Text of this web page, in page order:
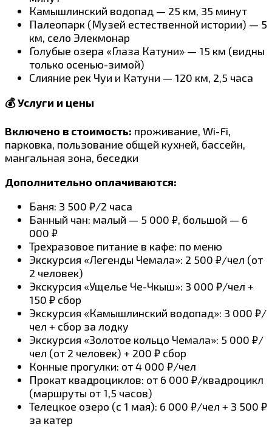
Камышлинский водопад — 25 км, 35 минут
Палеопарк (Музей естественной истории) — 5
км, село Элекмонар
Голубые озера «Глаза Катуни» — 15 км (видны
только осенью-зимой)
Слияние рек Чуи и Катуни — 120 км, 2,5 часа
💰 Услуги и цены
Включено в стоимость: проживание, Wi-Fi,
парковка, пользование общей кухней, бассейн,
мангальная зона, беседки
Дополнительно оплачиваются:
Баня: 3 500 ₽/2 часа
Банный чан: малый — 5 000 ₽, большой — 6
000 ₽
Трехразовое питание в кафе: по меню
Экскурсия «Легенды Чемала»: 2 500 ₽/чел (от
2 человек)
Экскурсия «Ущелье Че-Чкыш»: 3 000 ₽/чел +
150 ₽ сбор
Экскурсия «Камышлинский водопад»: 3 000 ₽/
чел + сбор за лодку
Экскурсия «Золотое кольцо Чемала»: 5 000 ₽/
чел (от 2 человек) + 200 ₽ сбор
Конные прогулки: от 4 000 ₽/чел
Прокат квадроциклов: от 6 000 ₽/квадроцикл
(маршруты от 1,5 часов)
Телецкое озеро (с 1 мая): 6 000 ₽/чел + 3 500 ₽
за катер